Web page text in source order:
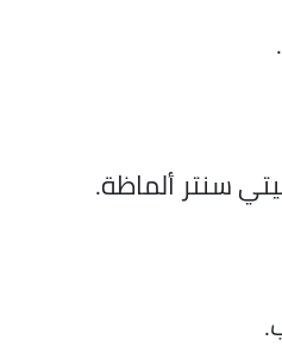
سنتر ألماظة.